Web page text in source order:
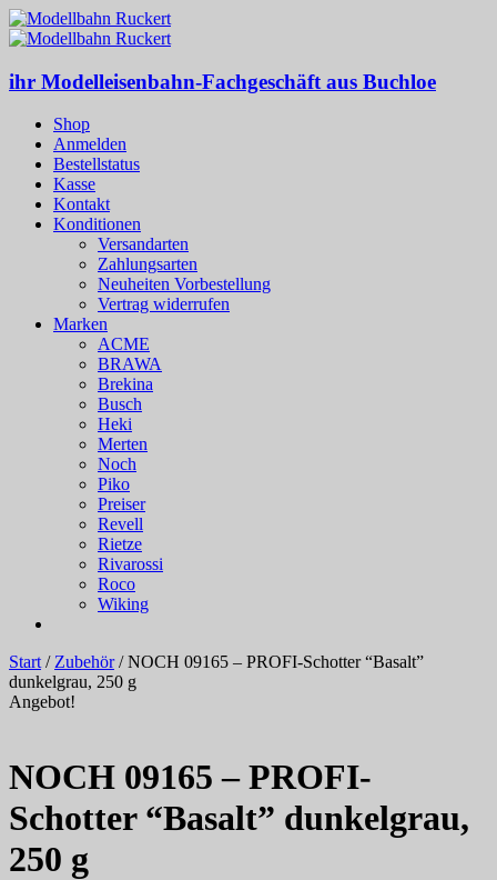
ihr Modelleisenbahn-Fachgeschäft aus Buchloe
Shop
Anmelden
Bestellstatus
Kasse
Kontakt
Konditionen
Versandarten
Zahlungsarten
Neuheiten Vorbestellung
Vertrag widerrufen
Marken
ACME
BRAWA
Brekina
Busch
Heki
Merten
Noch
Piko
Preiser
Revell
Rietze
Rivarossi
Roco
Wiking
Start/Zubehör/ NOCH 09165 – PROFI-Schotter “Basalt”
dunkelgrau, 250 g
Angebot!
NOCH 09165 – PROFI-
Schotter “Basalt” dunkelgrau,
250 g